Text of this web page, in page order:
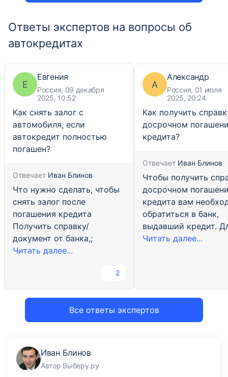
Ответы экспертов на вопросы об
автокредитах
Все ответы экспертов
Е
Евгения
Россия, 09 декабря
2025, 10:52
Как снять залог с
автомобиля, если
автокредит полностью
погашен?
Отвечает Иван Блинов
Что нужно сделать, чтобы
снять залог после
погашения кредита
Получить справку/
документ от банка,;
Читать далее...
2
А
Александр
Россия, 01 июля
2025, 20:24
Как получить
досрочном
кредита?
Отвечает Иван Блинов
Чтобы получить
досрочном
кредита вам
обратиться в банк,
выдавший кредит.
Читать далее...
Иван Блинов
Автор Выберу.ру